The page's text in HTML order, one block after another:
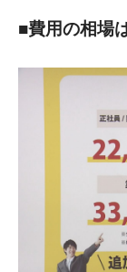
■費用の相場